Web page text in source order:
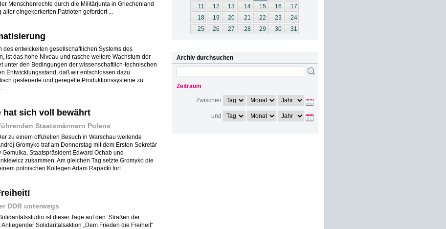
Menschenrechte durch die Militärjunta in Griechenland
eingekerkerten Patrioten gefordert ...
des entwickelten gesellschaftlichen Systems des
ist das hohe Niveau und rasche weitere Wachstum der
unter den Bedingungen der wissenschaftlich-technischen
Entwicklungsstand, daß wir entschlossen dazu
gesteuerte und geregelte Produktionssysteme zu
hat sich voll bewährt
Staatsmännern Polens
zu einem offiziellen Besuch in Warschau weilende
Gromyko traf am Donnerstag mit dem Ersten Sekretär
Gomulka, Staatspräsident Edward Ochab und
zusammen. Am gleichen Tag setzte Gromyko die
polnischen Kollegen Adam Rapacki fort ...
DDR unterwegs
ist dieser Tage auf den. Straßen der
Solidaritätsaktion „Dem Frieden die Freiheit"
11
12 13 14 15 16
17
18
19 20 21 22 23
24
25
26 27 28 29 30 31
Archiv durchsuchen
Zeitraum
Zwischen
und